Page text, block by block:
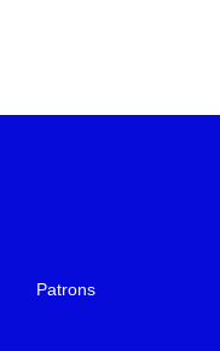
Patrons